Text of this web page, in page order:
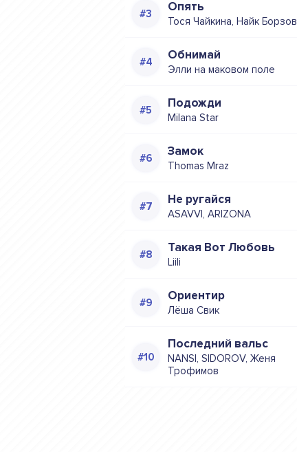
Опять
Тося Чайкина, Найк Борзов
Обнимай
Элли на маковом поле
Подожди
Milana Star
Замок
Thomas Mraz
Не ругайся
ASAVVI, ARIZONA
Такая Вот Любовь
Liili
Ориентир
Лёша Свик
Последний вальс
NANSI, SIDOROV, Женя
Трофимов